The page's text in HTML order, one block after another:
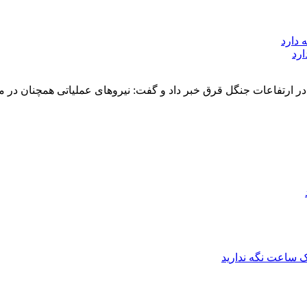
ارتفاعات جنگل قرق خبر داد و گفت: نیروهای عملیاتی همچنان